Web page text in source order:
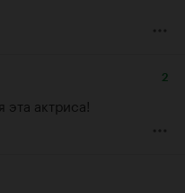
2
эта актриса!